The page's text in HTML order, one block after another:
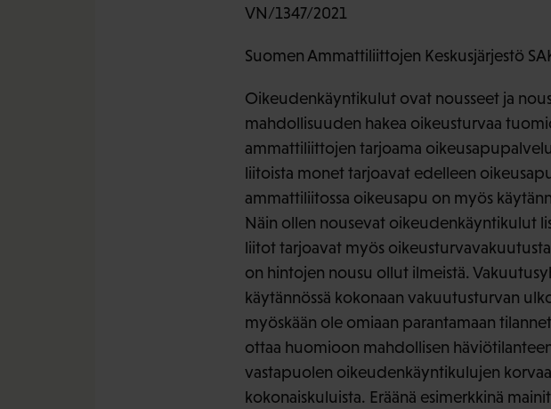
VN/1347/2021
Suomen Ammattiliittojen Keskusjärjestö
Oikeudenkäyntikulut ovat nousseet ja
mahdollisuuden hakea oikeusturvaa
ammattiliittojen tarjoama
liitoista monet tarjoavat edelleen
ammattiliitossa oikeusapu on myös
Näin ollen nousevat oikeudenkäyntikulut
liitot tarjoavat myös
on hintojen nousu ollut ilmeistä.
käytännössä kokonaan vakuutusturvan
myöskään ole omiaan parantamaan
ottaa huomioon mahdollisen
vastapuolen oikeudenkäyntikulujen
kokonaiskuluista. Eräänä esimerkkinä